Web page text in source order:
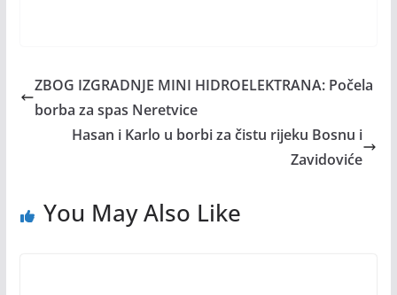
ZBOG IZGRADNJE MINI HIDROELEKTRANA: Počela
borba za spas Neretvice
Hasan i Karlo u borbi za čistu rijeku Bosnu i
Zavidoviće
You May Also Like